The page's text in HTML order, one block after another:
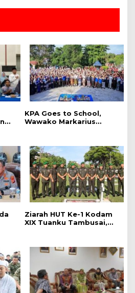
‎KPA Goes to School,
‎Wawako Markarius
Kalangan Pelajar
Tim
Ziarah HUT Ke-1 Kodam
XIX Tuanku Tambusai,
Khidmat